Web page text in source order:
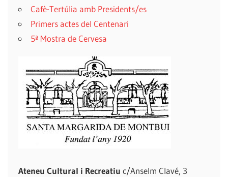
Cafè-Tertúlia amb Presidents/es
Primers actes del Centenari
5ª Mostra de Cervesa
Ateneu Cultural i Recreatiu c/Anselm Clavé, 3